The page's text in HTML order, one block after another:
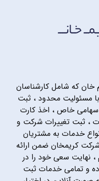
که شامل کارشناسان
مسئولیت محدود ، ثبت
خاص ، اخذ کارت
، ثبت تغییرات شرکت و
خدمات به مشتریان
کریمخان ضمن ارائه
، نهایت سعی خود را در
و تمامی خدمات ثبت